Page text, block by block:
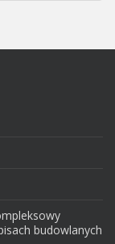
budowlanych